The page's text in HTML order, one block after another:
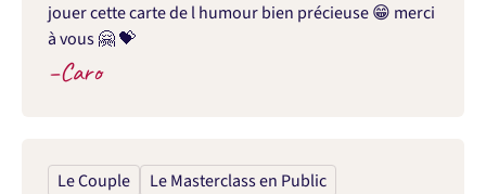
jouer cette carte de l humour bien précieuse 😁 merci
à vous 🤗 💝
–Caro
Le Couple Le Masterclass en Public